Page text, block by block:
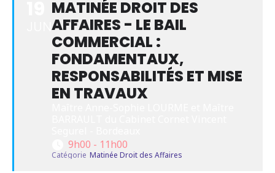
MATINÉE DROIT DES
AFFAIRES - LE BAIL
COMMERCIAL :
FONDAMENTAUX,
RESPONSABILITÉS ET MISE
EN TRAVAUX
9h00 - 11h00
Catégorie Matinée Droit des Affaires